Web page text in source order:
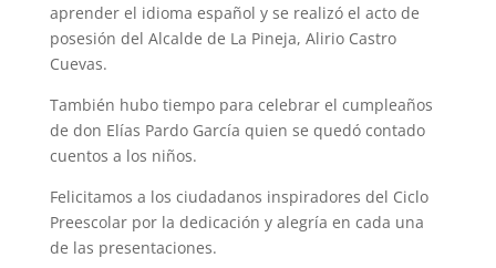
aprender el idioma español y se realizó el acto de
posesión del Alcalde de La Pineja, Alirio Castro
Cuevas.
También hubo tiempo para celebrar el cumpleaños
de don Elías Pardo García quien se quedó contado
cuentos a los niños.
Felicitamos a los ciudadanos inspiradores del Ciclo
Preescolar por la dedicación y alegría en cada una
de las presentaciones.